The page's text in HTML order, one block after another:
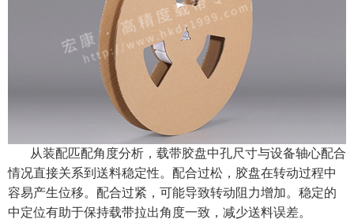
从装配匹配角度分析，载带胶盘中孔尺寸与设备轴心配合
情况直接关系到送料稳定性。配合过松，胶盘在转动过程中
容易产生位移。配合过紧，可能导致转动阻力增加。稳定的
中定位有助于保持载带拉出角度一致，减少送料误差。